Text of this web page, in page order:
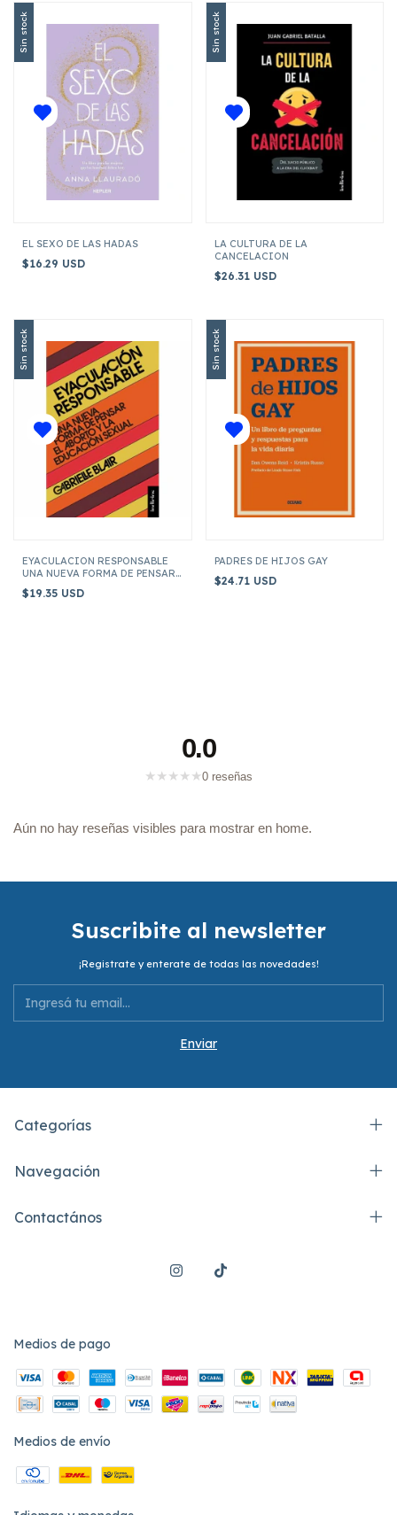
Sin stock
EL SEXO DE LAS HADAS
$16.29 USD
Sin stock
LA CULTURA DE LA
CANCELACION
$26.31 USD
Sin stock
EYACULACION RESPONSABLE
UNA NUEVA FORMA DE PENSAR
SEXUA
$19.35 USD
Sin stock
PADRES DE HIJOS GAY
$24.71 USD
0.0
★ ★ ★ ★ ★0 reseñas
Aún no hay reseñas visibles para mostrar en home.
Suscribite al newsletter
¡Registrate y enterate de todas las novedades!
Categorías
Navegación
Contactános
Medios de pago
Medios de envío